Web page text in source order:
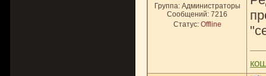
Группа: Администраторы
Сообщений: 7216
Статус: Offline